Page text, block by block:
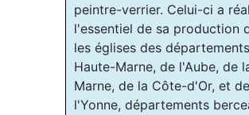
peintre-verrier. Celui-ci a
l'essentiel de sa production
les églises des
Haute-Marne, de l'Aube, de
Marne, de la Côte-d'Or, et de
l'Yonne, départements